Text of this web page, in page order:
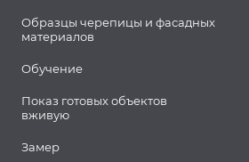
Образцы черепицы и фасадных
материалов
Обучение
Показ готовых объектов
вживую
Замер